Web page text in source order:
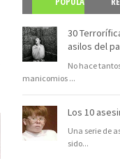
R
30
asilos del
No hace
manicomios ...
Los 10
Una serie de
sido...